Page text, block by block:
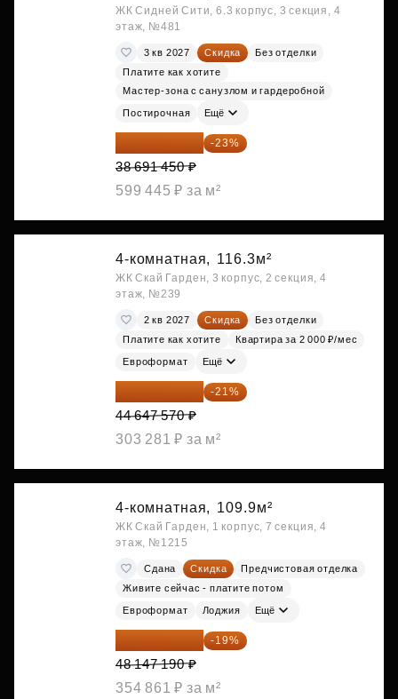
ЖК Сидней Сити, 6.3 корпус, 3 секция, 4
этаж, №481
3 кв 2027 Скидка
Без отделки
Платите как хотите
Мастер-зона с санузлом и гардеробной
Постирочная Ещё
29 792 417 ₽ -23%
38 691 450 ₽
599 445 ₽ за м²
4-комнатная, 116.3м²
ЖК Скай Гарден, 3 корпус, 2 секция, 4
этаж, №239
2 кв 2027 Скидка
Без отделки
Платите как хотите
Квартира за 2 000 ₽/мес
Евроформат Ещё
35 271 580 ₽ -21%
44 647 570 ₽
303 281 ₽ за м²
4-комнатная, 109.9м²
ЖК Скай Гарден, 1 корпус, 7 секция, 4
этаж, №1215
Сдана Скидка
Предчистовая отделка
Живите сейчас - платите потом
Евроформат Лоджия Ещё
38 999 224 ₽ -19%
48 147 190 ₽
354 861 ₽ за м²